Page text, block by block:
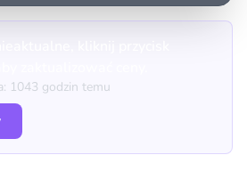
1043 godzin temu